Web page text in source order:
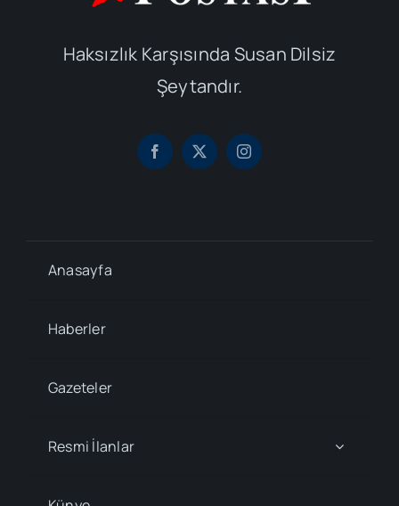
Haksızlık Karşısında Susan Dilsiz
Şeytandır.
Anasayfa
Haberler
Gazeteler
Resmi İlanlar